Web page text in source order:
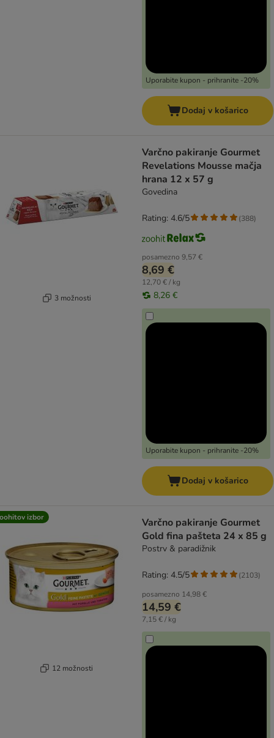
Uporabite kupon - prihranite -20%
Dodaj v košarico
3 možnosti
Varčno pakiranje Gourmet
Revelations Mousse mačja
hrana 12 x 57 g
Govedina
posamezno 9,57 €
8,69 €
12,70 € / kg
8,26 €
Uporabite kupon - prihranite -20%
Rating: 4.6/5 (388)
Dodaj v košarico
izbor
12 možnosti
Varčno pakiranje Gourmet
Gold fina pašteta 24 x 85 g
Postrv & paradižnik
posamezno 14,98 €
14,59 €
7,15 € / kg
Rating: 4.5/5 (2103)